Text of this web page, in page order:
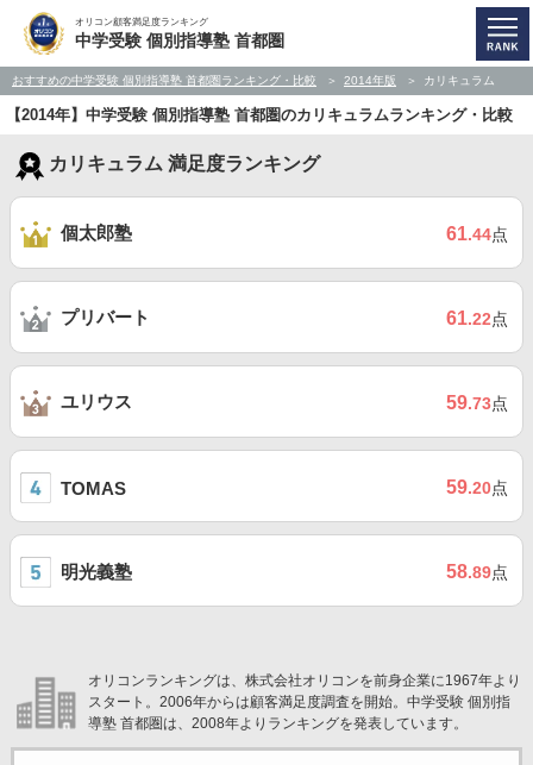
オリコン顧客満足度ランキング
中学受験 個別指導塾 首都圏
おすすめの中学受験 個別指導塾 首都圏ランキング・比較 2014年版 カリキュラム
【2014年】中学受験 個別指導塾 首都圏のカリキュラムランキング・比較
カリキュラム 満足度ランキング
個太郎塾 61.44点
プリバート 61.22点
ユリウス 59.73点
TOMAS 59.20点
明光義塾 58.89点
オリコンランキングは、株式会社オリコンを前身企業に1967年より
スタート。2006年からは顧客満足度調査を開始。中学受験 個別指
導塾 首都圏は、2008年よりランキングを発表しています。